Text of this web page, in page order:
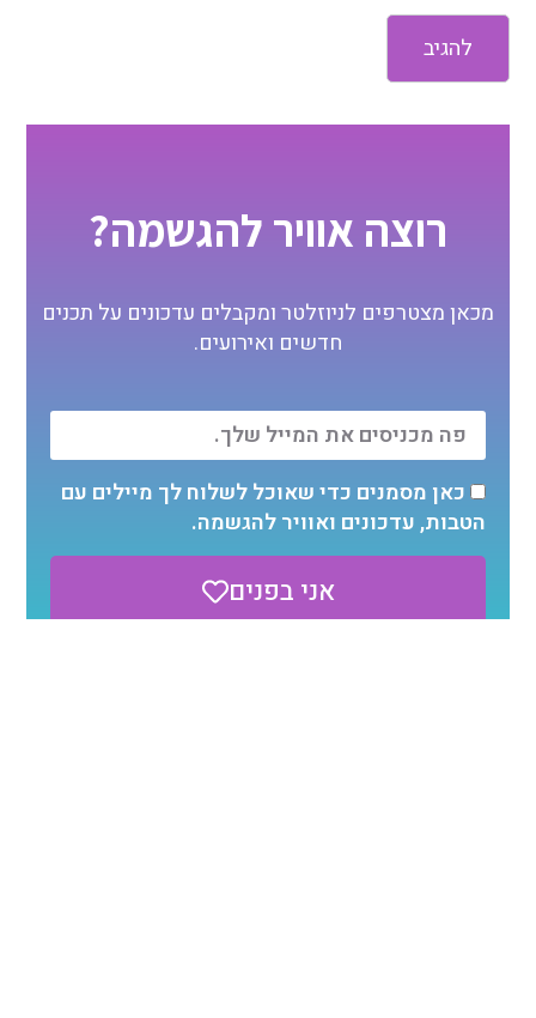
רוצה אוויר להגשמה?
מכאן מצטרפים לניוזלטר ומקבלים עדכונים על תכנים
חדשים ואירועים.
כאן מסמנים כדי שאוכל לשלוח לך מיילים עם
הטבות, עדכונים ואוויר להגשמה.
אני בפנים